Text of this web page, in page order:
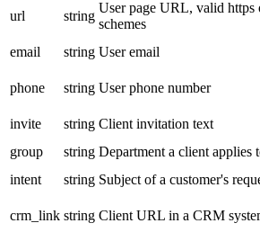
url
string
User page URL, valid https
schemes
email
string User email
phone
string User phone number
invite
string Client invitation text
group
string Department a client applies
intent
string Subject of a customer's
crm_link string Client URL in a CRM